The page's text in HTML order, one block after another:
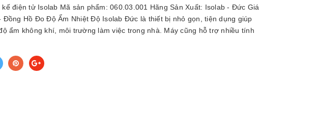
điện tử Isolab Mã sản phẩm: 060.03.001 Hãng Sản Xuất: Isolab - Đức Giá
Đồng Hồ Đo Độ Ẩm Nhiệt Độ Isolab Đức là thiết bị nhỏ gọn, tiện dụng giúp
ẩm không khí, môi trường làm việc trong nhà. Máy cũng hỗ trợ nhiều tính